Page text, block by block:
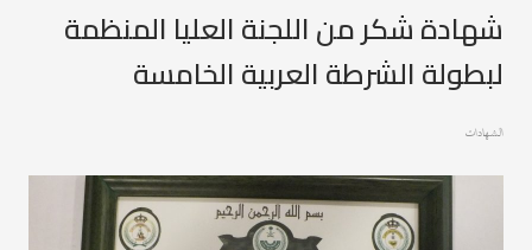
شهادة شكر من اللجنة العليا المنظمة
لبطولة الشرطة العربية الخامسة
الشهادات